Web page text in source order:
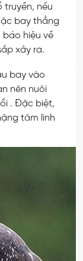
truyền, nếu
bay thẳng
hiệu về
xảy ra.
bay vào
nên nuôi
. Đặc biệt,
tâm linh